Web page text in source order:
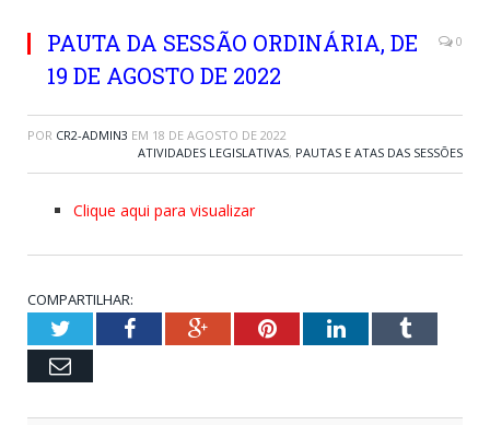
PAUTA DA SESSÃO ORDINÁRIA, DE
19 DE AGOSTO DE 2022
0
POR CR2-ADMIN3 EM 18 DE AGOSTO DE 2022
ATIVIDADES LEGISLATIVAS, PAUTAS E ATAS DAS SESSÕES
Clique aqui para visualizar
COMPARTILHAR:
TwitterFacebookGoogle+PinterestLinkedInTumblr
Email